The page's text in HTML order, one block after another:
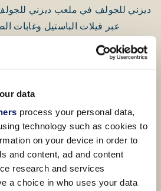
data
process your personal data,
technology such as cookies to
on your device in order to
and content, ad and content
research and services
a choice in who uses your data
ديزني للجولف في ملعب ديزني
عبر فيلات الباستيل وغابات